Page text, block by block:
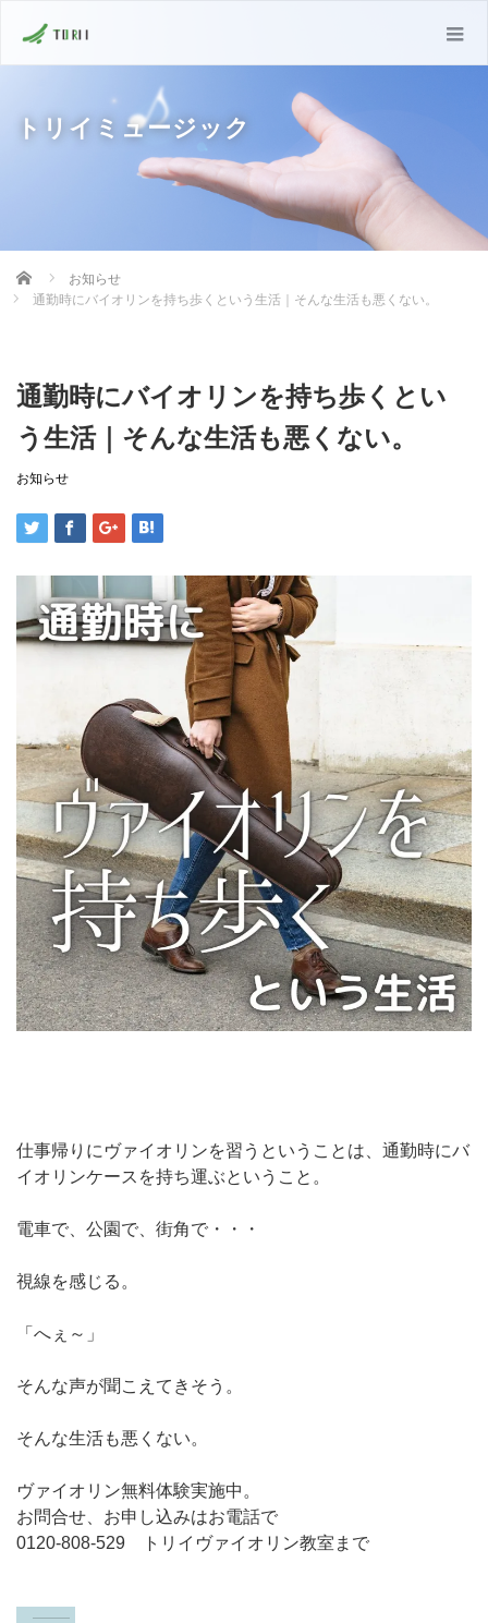
トリイミュージック
Home
お知らせ
通勤時にバイオリンを持ち歩くという生活｜そんな生活も悪くない。
通勤時にバイオリンを持ち歩くとい
う生活｜そんな生活も悪くない。
お知らせ
仕事帰りにヴァイオリンを習うということは、通勤時にバ
イオリンケースを持ち運ぶということ。
電車で、公園で、街角で・・・
視線を感じる。
「へぇ～」
そんな声が聞こえてきそう。
そんな生活も悪くない。
ヴァイオリン無料体験実施中。
お問合せ、お申し込みはお電話で
0120-808-529 トリイヴァイオリン教室まで